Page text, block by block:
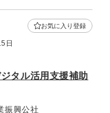
日
お気に入り登録
タル活用支援補助
振興公社